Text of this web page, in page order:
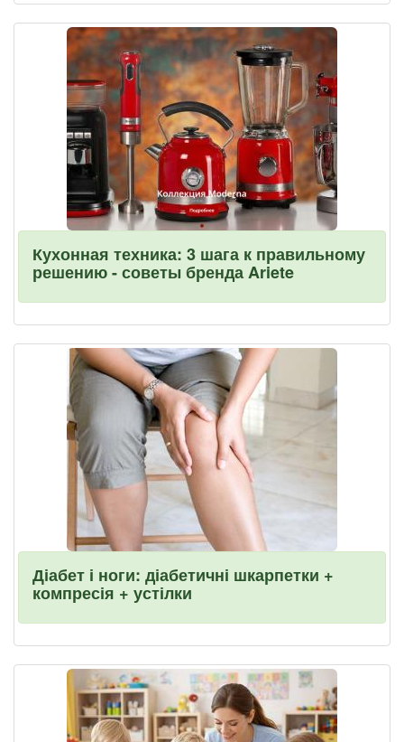
Кухонная техника: 3 шага к правильному
решению - советы бренда Ariete
Діабет і ноги: діабетичні шкарпетки +
компресія + устілки